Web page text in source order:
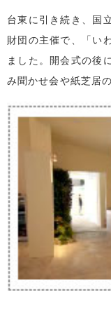
台東に引き続き、国
財団の主催で、「い
ました。開会式の後
み聞かせ会や紙芝居